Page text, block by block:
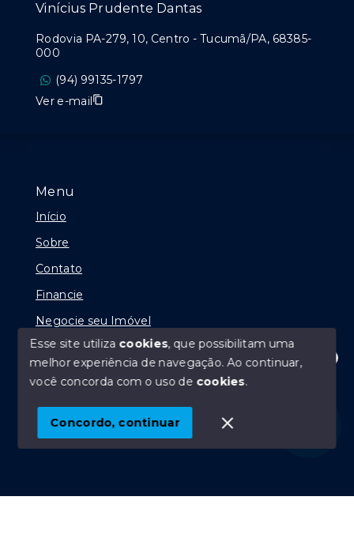
Olá! Estamos disponíveis para te ajudar.
Menu
Início
Sobre
Contato
Financie
Negocie seu Imóvel
© Copyright 2026 - Vinícius Prudente Dantas - Todos
SITE PARA IMOBILIARIA
Vinícius Prudente Dantas
Rodovia PA-279, 10, Centro - Tucumã/PA, 68385-
000
(94) 99135-1797
Ver e-mail
Esse site utiliza cookies, que possibilitam uma
melhor experiência de navegação.Ao continuar,
você concorda com o uso de cookies.
Concordo, continuar